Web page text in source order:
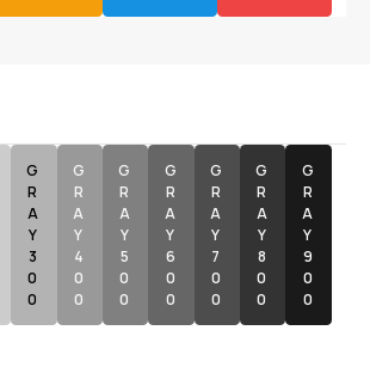
G
R
A
Y
3
0
0
G
R
A
Y
4
0
0
G
R
A
Y
5
0
0
G
R
A
Y
6
0
0
G
R
A
Y
7
0
0
G
R
A
Y
8
0
0
G
R
A
Y
9
0
0